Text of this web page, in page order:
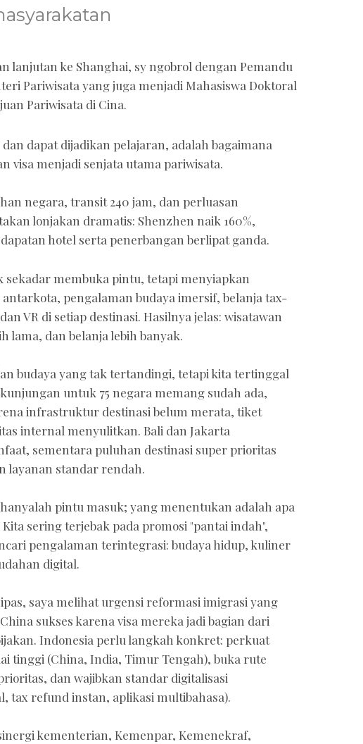
lanjutan ke Shanghai, sy ngobrol dengan Pemandu
Pariwisata yang juga menjadi Mahasiswa Doktoral
Pariwisata di Cina.
dapat dijadikan pelajaran, adalah bagaimana
visa menjadi senjata utama pariwisata.
negara, transit 240 jam, dan perluasan
lonjakan dramatis: Shenzhen naik 160%,
hotel serta penerbangan berlipat ganda.
sekadar membuka pintu, tetapi menyiapkan
pengalaman budaya imersif, belanja tax-
VR di setiap destinasi. Hasilnya jelas: wisatawan
lama, dan belanja lebih banyak.
budaya yang tak tertandingi, tetapi kita tertinggal
untuk 75 negara memang sudah ada,
infrastruktur destinasi belum merata, tiket
internal menyulitkan. Bali dan Jakarta
sementara puluhan destinasi super prioritas
layanan standar rendah.
pintu masuk; yang menentukan adalah apa
sering terjebak pada promosi "pantai indah",
pengalaman terintegrasi: budaya hidup, kuliner
digital.
saya melihat urgensi reformasi imigrasi yang
sukses karena visa mereka jadi bagian dari
Indonesia perlu langkah konkret: perkuat
tinggi (China, India, Timur Tengah), buka rute
dan wajibkan standar digitalisasi
tax refund instan, aplikasi multibahasa).
kementerian, Kemenpar, Kemenekraf,